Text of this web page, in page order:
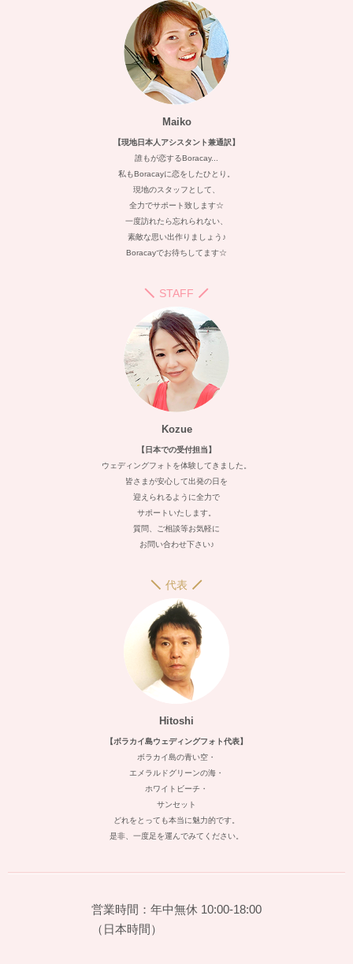
Maiko
【現地日本人アシスタント兼通訳】
誰もが恋するBoracay...
私もBoracayに恋をしたひとり。
現地のスタッフとして、
全力でサポート致します☆
一度訪れたら忘れられない、
素敵な思い出作りましょう♪
Boracayでお待ちしてます☆
STAFF
Kozue
【日本での受付担当】
ウェディングフォトを体験してきました。
皆さまが安心して出発の日を
迎えられるように全力で
サポートいたします。
質問、ご相談等お気軽に
お問い合わせ下さい♪
代表
Hitoshi
【ボラカイ島ウェディングフォト代表】
ボラカイ島の青い空・
エメラルドグリーンの海・
ホワイトビーチ・
サンセット
どれをとっても本当に魅力的です。
是非、一度足を運んでみてください。
営業時間：年中無休 10:00-18:00
（日本時間）